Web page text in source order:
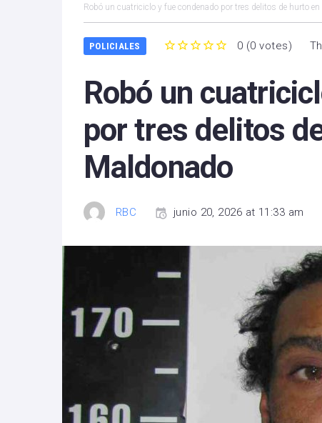
Robó un cuatriciclo y fue condenado por tres delitos de hurto
POLICIALES 0 (0 votes)
Robó un
por tres delitos
Maldonado
RBC junio 20, 2026 at 11:33 am